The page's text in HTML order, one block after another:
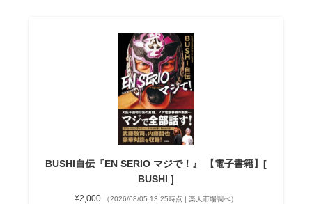
BUSHI自伝『EN SERIO マジで！』 【電子書籍】[
BUSHI ]
¥2,000 （2026/08/05 13:25時点 | 楽天市場調べ）